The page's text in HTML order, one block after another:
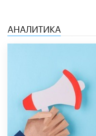
АНАЛИТИКА